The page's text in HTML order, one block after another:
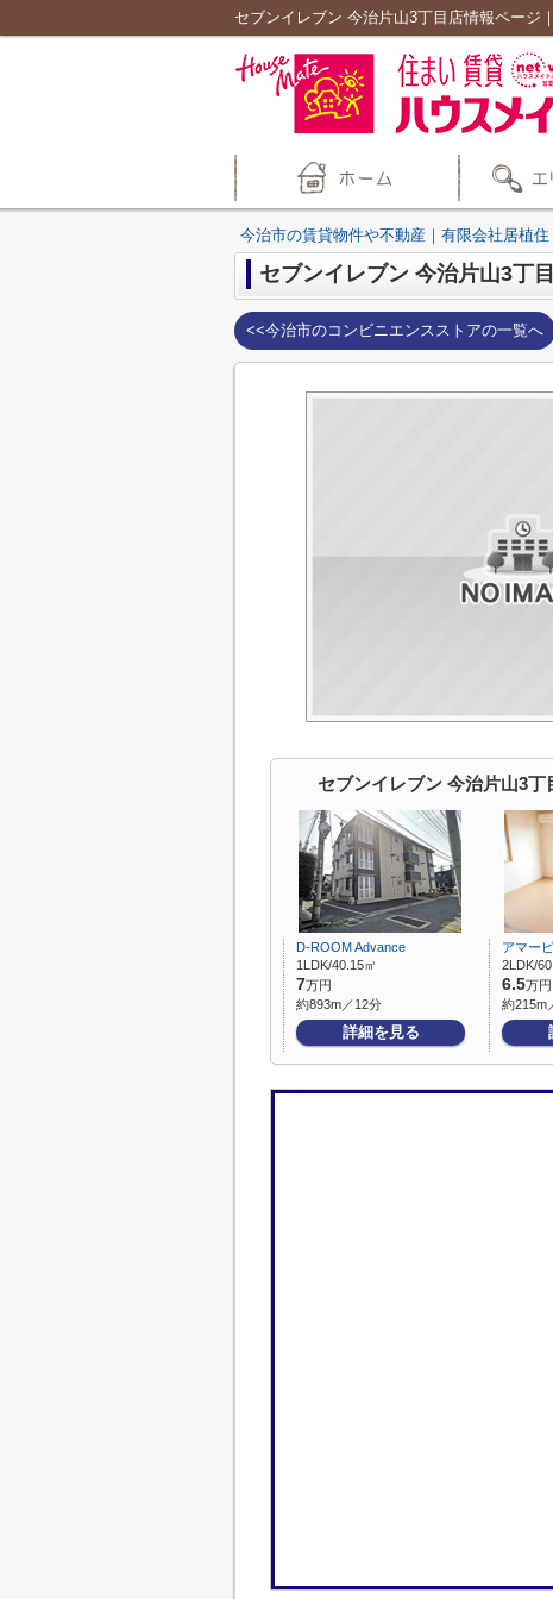
セブンイレブン 今治片山3丁目店情報ページ
今治市の賃貸物件や不動産｜有限会社居植住
セブンイレブン 今治片山3丁
<<今治市のコンビニエンスストアの一覧へ
セブンイレブン 今治片山3丁
D-ROOM Advance
1LDK/40.15㎡
7万円
約893m／12分
詳細を見る
アマー
2LDK/
6.5万円
約215m